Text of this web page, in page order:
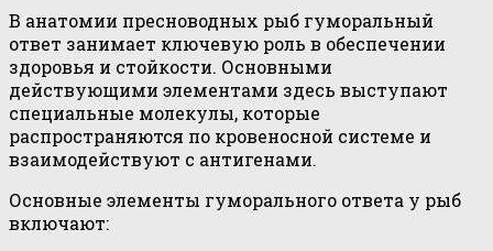
В анатомии пресноводных рыб гуморальный
ответ занимает ключевую роль в обеспечении
здоровья и стойкости. Основными
действующими элементами здесь выступают
специальные молекулы, которые
распространяются по кровеносной системе и
взаимодействуют с антигенами.
Основные элементы гуморального ответа у рыб
включают: